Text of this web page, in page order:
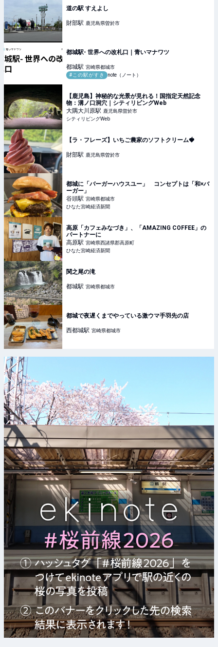
道の駅 すえよし
財部駅 鹿児島県曽於市
都城駅- 世界への改札口｜青いマナワツ
都城駅 宮崎県都城市
#この駅がすき
note（ノート）
【鹿児島】神秘的な光景が見れる！国指定天然記念
物：溝ノ口洞穴｜シティリビングWeb
大隅大川原駅 鹿児島県曽於市
シティリビングWeb
【ラ・フレーズ】いちご農家のソフトクリーム🍓
財部駅 鹿児島県曽於市
都城に「バーガーハウスユー」 コンセプトは「和×バ
ーガー」
谷頭駅 宮崎県都城市
ひなた宮崎経済新聞
高原「カフェみなづき」、「AMAZING COFFEE」の
パートナーに
高原駅 宮崎県西諸県郡高原町
ひなた宮崎経済新聞
関之尾の滝
都城駅 宮崎県都城市
都城で夜遅くまでやっている激ウマ手羽先の店
西都城駅 宮崎県都城市